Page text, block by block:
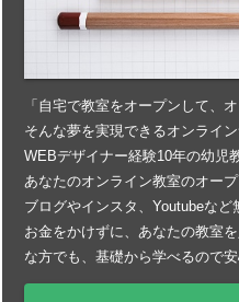
「自宅で教室をオープンして、
そんな夢を実現できるオンライン
WEBデザイナー経験10年の幼児
あなたのオンライン教室のオープ
ブログやインスタ、Youtubeな
お金をかけずに、あなたの教室
な方でも、基礎から学べるので安